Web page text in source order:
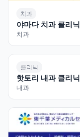
치과
야마다 치과 클리닉
치과
클리닉
핫토리 내과 클리닉
내과